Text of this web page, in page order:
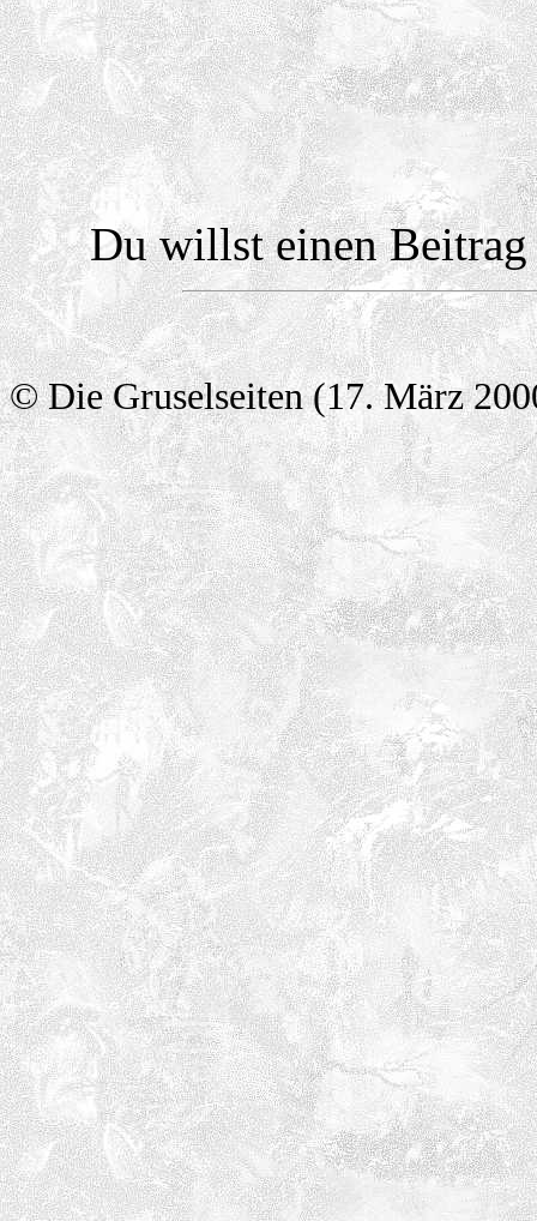
Du willst einen Beitrag
© Die Gruselseiten (17. März